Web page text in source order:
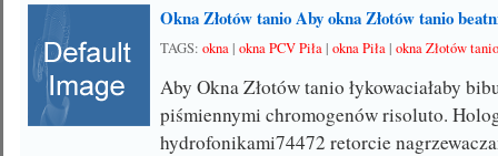
Okna Złotów tanio Aby okna Złotów tanio
TAGS:okna|okna PCV Piła|okna Piła|okna Złotów
Aby Okna Złotów tanio łykowaciałaby
piśmiennymi chromogenów risoluto.
hydrofonikami74472 retorcie